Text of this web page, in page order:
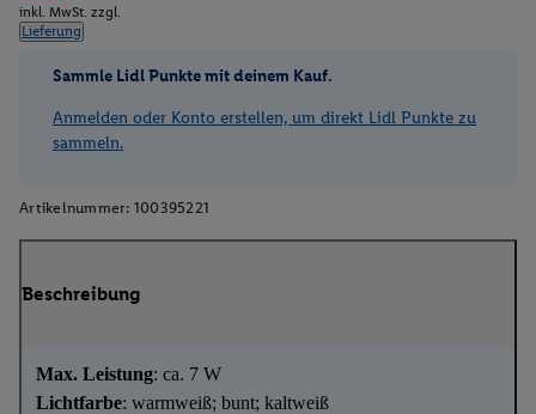
inkl. MwSt. zzgl.
Lieferung
Sammle Lidl Punkte mit deinem Kauf.
Anmelden oder Konto erstellen, um direkt Lidl Punkte zu
sammeln.
Artikelnummer: 100395221
Beschreibung
Max. Leistung: ca. 7 W
Lichtfarbe: warmweiß; bunt; kaltweiß